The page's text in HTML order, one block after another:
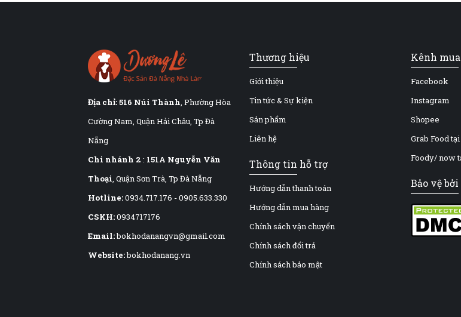
Địa chỉ:516 Núi Thành, Phường Hòa
Cường Nam, Quận Hải Châu, Tp Đà
Nẵng
Chi nhánh 2 : 151A Nguyễn Văn
Thoại, Quận Sơn Trà, Tp Đà Nẵng
Hotline:0934.717.176 -0905.633.330
CSKH:0934717176
Email:bokhodanangvn@gmail.com
Website:bokhodanang.vn
Thương hiệu
Giới thiệu
Tin tức & Sự kiện
Sản phẩm
Liên hệ
Thông tin hỗ trợ
Hướng dẫn thanh toán
Hướng dẫn mua hàng
Chính sách vận chuyển
Chính sách đổi trả
Chính sách bảo mật
Kênh
Facebook
Instagram
Shopee
Grab Food
Foody/ now
Bảo vệ bởi